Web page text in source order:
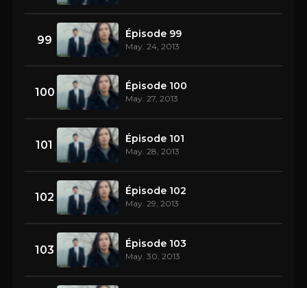
99 Épisode 99
May. 24, 2013
100 Épisode 100
May. 27, 2013
101 Épisode 101
May. 28, 2013
102 Épisode 102
May. 29, 2013
103 Épisode 103
May. 30, 2013